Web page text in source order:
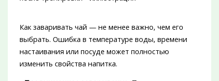
Как заваривать чай — не менее важно, чем его
выбрать. Ошибка в температуре воды, времени
настаивания или посуде может полностью
изменить свойства напитка.